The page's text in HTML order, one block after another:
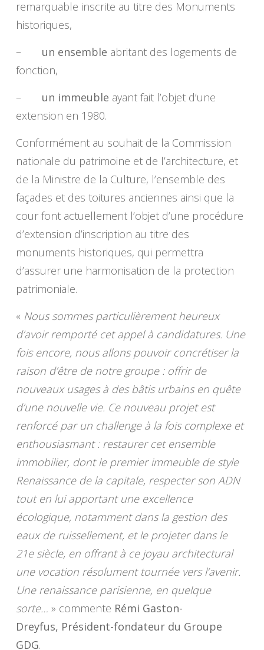
remarquable inscrite au titre des Monuments
historiques,
– un ensemble abritant des logements de
fonction,
– un immeuble ayant fait l’objet d’une
extension en 1980.
Conformément au souhait de la Commission
nationale du patrimoine et de l’architecture, et
de la Ministre de la Culture, l’ensemble des
façades et des toitures anciennes ainsi que la
cour font actuellement l’objet d’une procédure
d’extension d’inscription au titre des
monuments historiques, qui permettra
d’assurer une harmonisation de la protection
patrimoniale.
« Nous sommes particulièrement heureux
d’avoir remporté cet appel à candidatures. Une
fois encore, nous allons pouvoir concrétiser la
raison d’être de notre groupe : offrir de
nouveaux usages à des bâtis urbains en quête
d’une nouvelle vie. Ce nouveau projet est
renforcé par un challenge à la fois complexe et
enthousiasmant : restaurer cet ensemble
immobilier, dont le premier immeuble de style
Renaissance de la capitale, respecter son ADN
tout en lui apportant une excellence
écologique, notamment dans la gestion des
eaux de ruissellement, et le projeter dans le
21e siècle, en offrant à ce joyau architectural
une vocation résolument tournée vers l’avenir.
Une renaissance parisienne, en quelque
sorte… » commente Rémi Gaston-
Dreyfus, Président-fondateur du Groupe
GDG.